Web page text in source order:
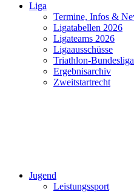
Liga
Termine, Infos &
Ligatabellen 2026
Ligateams 2026
Ligaausschüsse
Triathlon-Bundesliga
Ergebnisarchiv
Zweitstartrecht
Jugend
Leistungssport